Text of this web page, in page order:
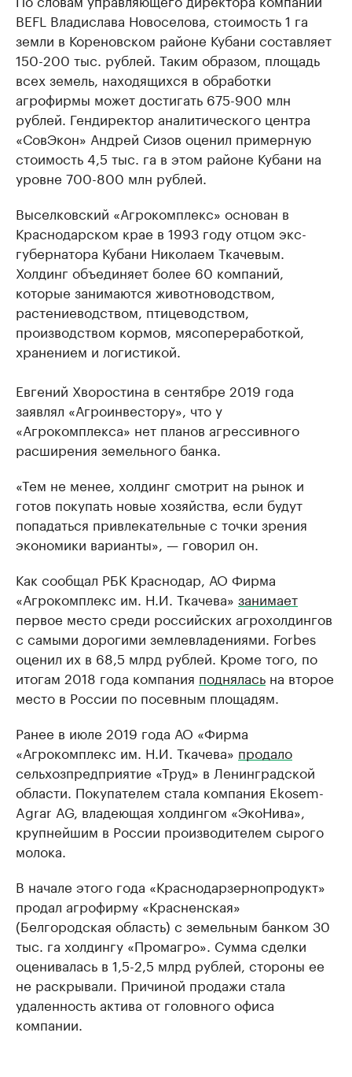
BEFL Владислава Новоселова, стоимость 1 га
земли в Кореновском районе Кубани составляет
150-200 тыс. рублей. Таким образом, площадь
всех земель, находящихся в обработки
агрофирмы может достигать 675-900 млн
рублей. Гендиректор аналитического центра
«СовЭкон» Андрей Сизов оценил примерную
стоимость 4,5 тыс. га в этом районе Кубани на
уровне 700-800 млн рублей.
Выселковский «Агрокомплекс» основан в
Краснодарском крае в 1993 году отцом экс-
губернатора Кубани Николаем Ткачевым.
Холдинг объединяет более 60 компаний,
которые занимаются животноводством,
растениеводством, птицеводством,
производством кормов, мясопереработкой,
хранением и логистикой.
Евгений Хворостина в сентябре 2019 года
заявлял «Агроинвестору», что у
«Агрокомплекса» нет планов агрессивного
расширения земельного банка.
«Тем не менее, холдинг смотрит на рынок и
готов покупать новые хозяйства, если будут
попадаться привлекательные с точки зрения
экономики варианты», — говорил он.
Как сообщал РБК Краснодар, АО Фирма
«Агрокомплекс им. Н.И. Ткачева» занимает
первое место среди российских агрохолдингов
с самыми дорогими землевладениями. Forbes
оценил их в 68,5 млрд рублей. Кроме того, по
итогам 2018 года компания поднялась на второе
место в России по посевным площадям.
Ранее в июле 2019 года АО «Фирма
«Агрокомплекс им. Н.И. Ткачева» продало
сельхозпредприятие «Труд» в Ленинградской
области. Покупателем стала компания Ekosem-
Agrar AG, владеющая холдингом «ЭкоНива»,
крупнейшим в России производителем сырого
молока.
В начале этого года «Краснодарзернопродукт»
продал агрофирму «Красненская»
(Белгородская область) с земельным банком 30
тыс. га холдингу «Промагро». Сумма сделки
оценивалась в 1,5-2,5 млрд рублей, стороны ее
не раскрывали. Причиной продажи стала
удаленность актива от головного офиса
компании.